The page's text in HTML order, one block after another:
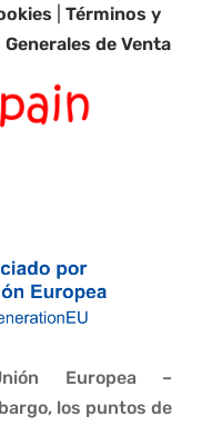
|Términos y
de Venta
Europea –
los puntos de